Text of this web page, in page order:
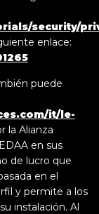
security/
enlace:
puede
it/le-
la Alianza
en sus
de lucro que
en el
y permite a los
instalación. Al